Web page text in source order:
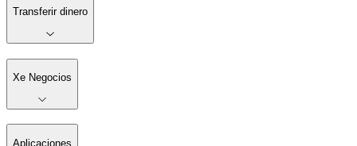
Transferir dinero
Xe Negocios
Aplicaciones